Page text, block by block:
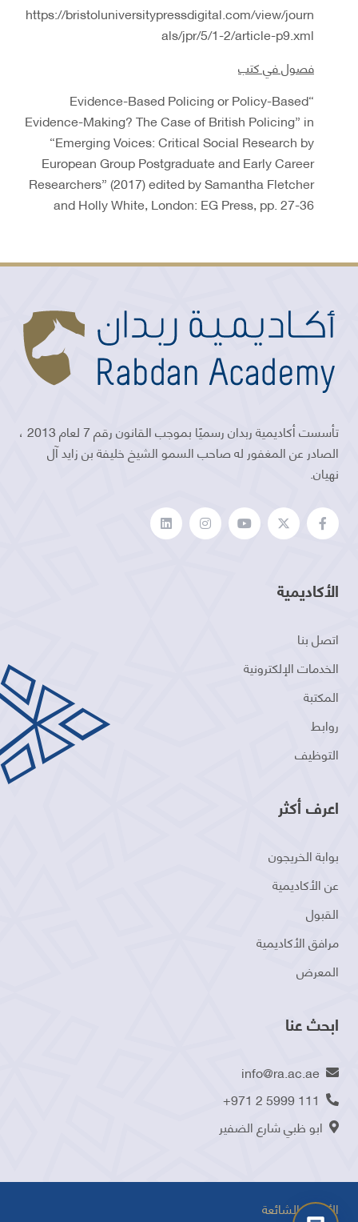
https://bristoluniversitypressdigital.com/view/journ
als/jpr/5/1-2/article-p9.xml
فصول في كتب
“Evidence-Based Policing or Policy-Based
Evidence-Making? The Case of British Policing” in
“Emerging Voices: Critical Social Research by
European Group Postgraduate and Early Career
Researchers” (2017) edited by Samantha Fletcher
and Holly White, London: EG Press, pp. 27-36
تأسست أكاديمية ربدان رسميًا بموجب القانون رقم 7 لعام 2013 ،
الصادر عن المغفور له صاحب السمو الشيخ خليفة بن زايد آل
نهيان.
الأكاديمية
اتصل بنا
الخدمات الإلكترونية
المكتبة
روابط
التوظيف
اعرف أكثر
بوابة الخريجون
عن الأكاديمية
القبول
مرافق الأكاديمية
المعرض
ابحث عنا
info@ra.ac.ae
+971 2 5999 111
ابو ظبي شارع الضفير
الأسئلة الشائعة